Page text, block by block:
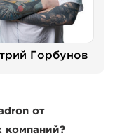
Горбунов
от
компаний?